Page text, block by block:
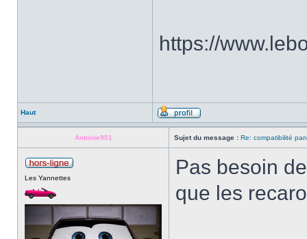
https://
Haut
Antoine951 Sujet du message : Re: compatibilité
Les Yannettes
Pas besoin
que les